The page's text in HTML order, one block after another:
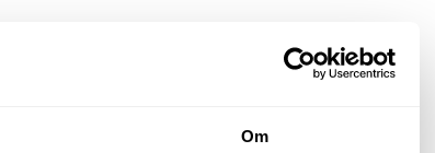
Om